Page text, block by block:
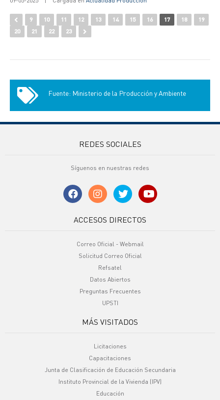
9 10 11 12 13 14 15 16 17 18
19
20
21 22 23
Fuente: Ministerio de la Producción y Ambiente
REDES SOCIALES
Síguenos en nuestras redes
ACCESOS DIRECTOS
Correo Oficial - Webmail
Solicitud Correo Oficial
Refsatel
Datos Abiertos
Preguntas Frecuentes
UPSTI
MÁS VISITADOS
Licitaciones
Capacitaciones
Junta de Clasificación de Educación Secundaria
Instituto Provincial de la Vivienda (IPV)
Educación